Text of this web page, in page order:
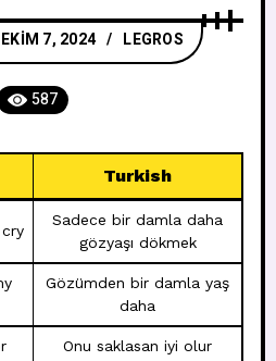
EKIM 7, 2024 LEGROS
587
Turkish
Sadece bir damla daha
gözyaşı dökmek
Gözümden bir damla yaş
daha
Onu saklasan iyi olur